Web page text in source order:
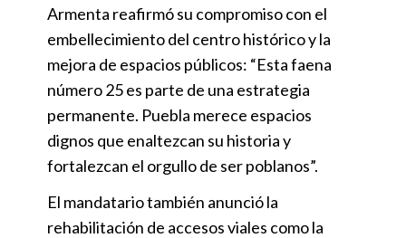
Armenta reafirmó su compromiso con el
embellecimiento del centro histórico y la
mejora de espacios públicos: “Esta faena
número 25 es parte de una estrategia
permanente. Puebla merece espacios
dignos que enaltezcan su historia y
fortalezcan el orgullo de ser poblanos”.
El mandatario también anunció la
rehabilitación de accesos viales como la